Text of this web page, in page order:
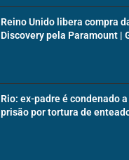
Reino Unido libera compra
Discovery pela Paramount |
Rio: ex-padre é condenado
prisão por tortura de